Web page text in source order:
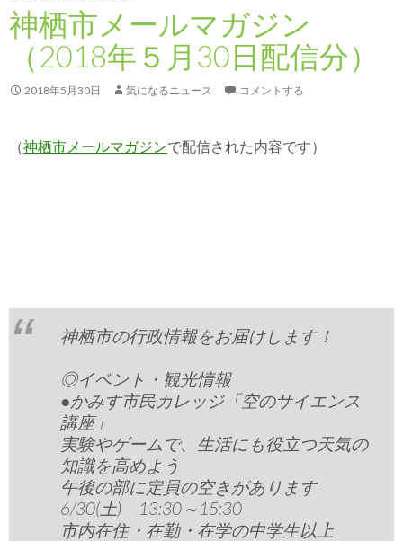
神栖市メールマガジン
（2018年５月30日配信分）
2018年5月30日 気になるニュース コメントする
（神栖市メールマガジンで配信された内容です）
神栖市の行政情報をお届けします！
◎イベント・観光情報
●かみす市民カレッジ「空のサイエンス
講座」
実験やゲームで、生活にも役立つ天気の
知識を高めよう
午後の部に定員の空きがあります
6/30(土) 13:30～15:30
市内在住・在勤・在学の中学生以上